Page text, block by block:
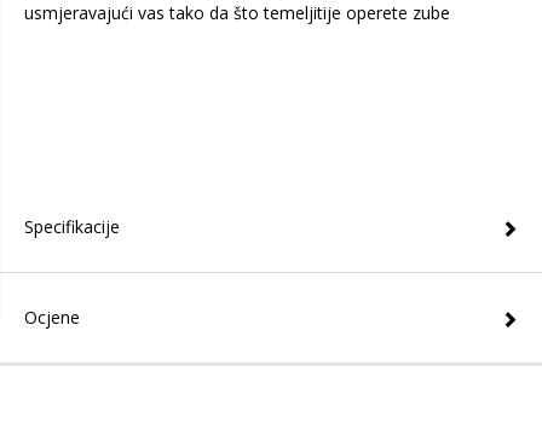
usmjeravajući vas tako da što temeljitije operete zube
Specifikacije
Ocjene